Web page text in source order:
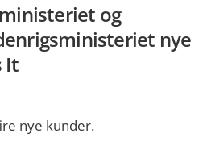
og
nye
It
nye kunder.